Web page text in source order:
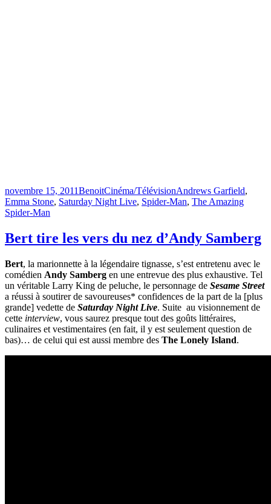
Publié
le
novembre 15, 2011BenoitCatégories
Cinéma/TélévisionÉtiquettes
Andrews Garfield,
Emma Stone, Saturday Night Live, Spider-Man, The Amazing
Spider-Man
Bert tire les vers du nez d’Andy Samberg
Bert, la marionnette à la légendaire tignasse, s’est entretenu avec le
comédien Andy Samberg en une entrevue des plus exhaustive. Tel
un véritable Larry King de peluche, le personnage de Sesame Street
a réussi à soutirer de savoureuses* confidences de la part de la [plus
grande] vedette de Saturday Night Live. Suite au visionnement de
cette interview, vous saurez presque tout des goûts littéraires,
culinaires et vestimentaires (en fait, il y est seulement question de
bas)… de celui qui est aussi membre des The Lonely Island.